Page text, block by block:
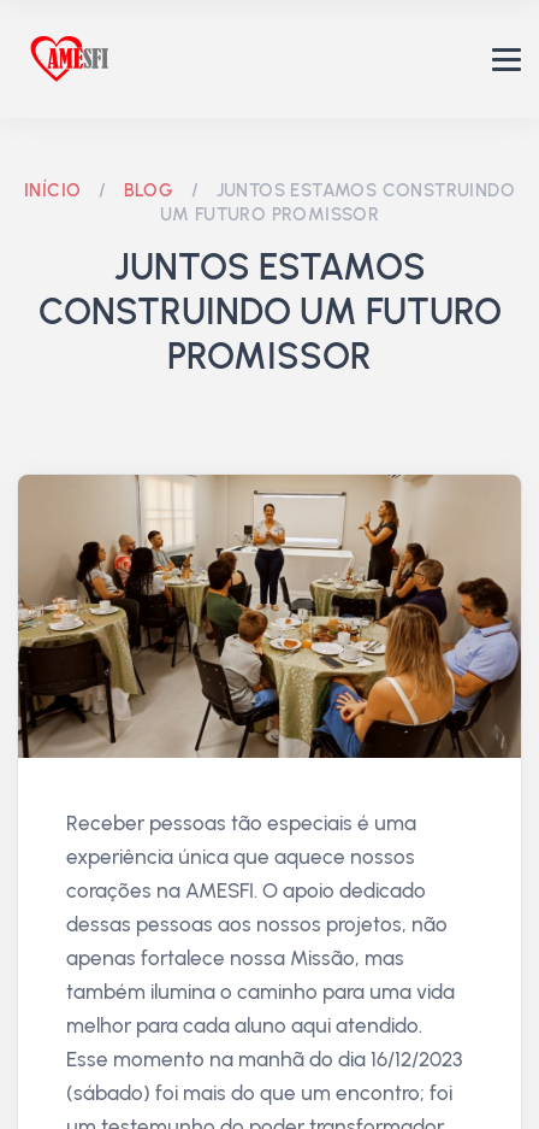
INÍCIO / BLOG /
JUNTOS ESTAMOS CONSTRUINDO
UM FUTURO PROMISSOR
JUNTOS ESTAMOS
CONSTRUINDO UM FUTURO
PROMISSOR
Receber pessoas tão especiais é uma
experiência única que aquece nossos
corações na AMESFI. O apoio dedicado
dessas pessoas aos nossos projetos, não
apenas fortalece nossa Missão, mas
também ilumina o caminho para uma vida
melhor para cada aluno aqui atendido.
Esse momento na manhã do dia 16/12/2023
(sábado) foi mais do que um encontro; foi